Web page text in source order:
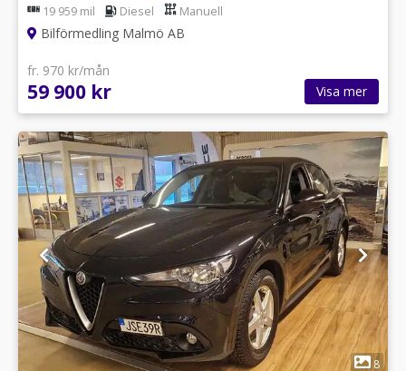
19 959 mil Diesel Manuell
Bilförmedling Malmö AB
fr. 970 kr/mån
59 900 kr Visa mer
1 8